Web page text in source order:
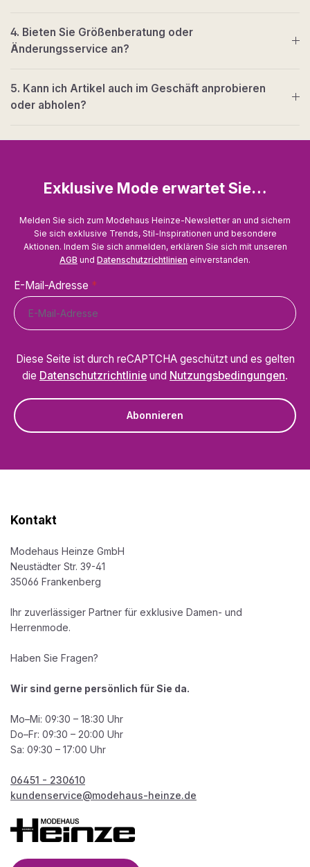
4. Bieten Sie Größenberatung oder
Änderungsservice an?
5. Kann ich Artikel auch im Geschäft anprobieren
oder abholen?
Exklusive Mode erwartet Sie…
Melden Sie sich zum Modehaus Heinze-Newsletter an und sichern
Sie sich exklusive Trends, Stil-Inspirationen und besondere
Aktionen. Indem Sie sich anmelden, erklären Sie sich mit unseren
AGB und Datenschutzrichtlinien einverstanden.
E-Mail-Adresse *
Diese Seite ist durch reCAPTCHA geschützt und es gelten
die Datenschutzrichtlinie und Nutzungsbedingungen.
Abonnieren
Kontakt
Modehaus Heinze GmbH
Neustädter Str. 39-41
35066 Frankenberg
Ihr zuverlässiger Partner für exklusive Damen- und
Herrenmode.
Haben Sie Fragen?
Wir sind gerne persönlich für Sie da.
Mo–Mi: 09:30 – 18:30 Uhr
Do–Fr: 09:30 – 20:00 Uhr
Sa: 09:30 – 17:00 Uhr
06451 - 230610
kundenservice@modehaus-heinze.de